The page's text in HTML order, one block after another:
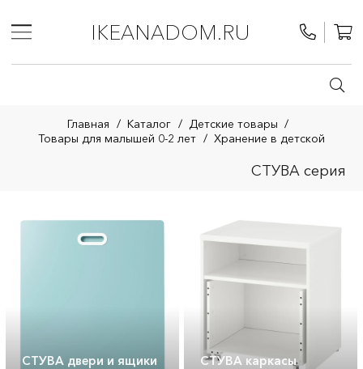
IKEANADOM.RU
Главная / Каталог / Детские товары /
Товары для малышей 0-2 лет / Хранение в детской
СТУВА серия
СТУВА двери и ящики СТУВА каркасы